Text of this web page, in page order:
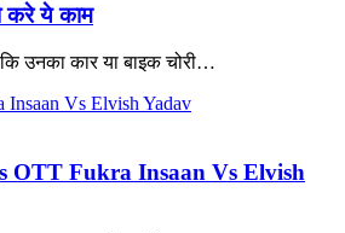
करे ये काम
उनका कार या बाइक चोरी…
OTT Fukra Insaan Vs Elvish